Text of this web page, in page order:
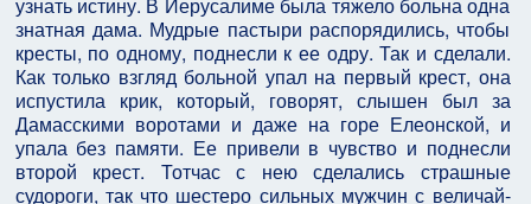
знатная дама. Мудрые пастыри распорядились, чтобы
кресты, по одному, поднесли к ее одру. Так и сделали.
Как только взгляд больной упал на первый крест, она
испустила крик, который, говорят, слышен был за
Дамасскими воротами и даже на горе Елеон­ской, и
упала без памяти. Ее привели в чувство и под­несли
второй крест. Тотчас с нею сделались страшные
судороги, так что шестеро сильных мужчин с величай­